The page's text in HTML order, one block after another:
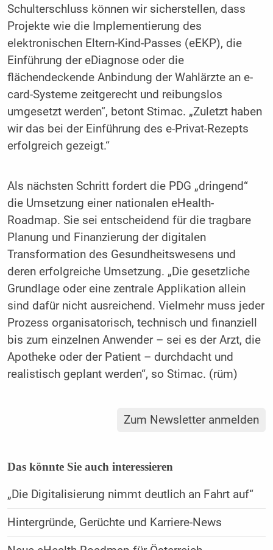
Schulterschluss können wir sicherstellen, dass
Projekte wie die Implementierung des
elektronischen Eltern-Kind-Passes (eEKP), die
Einführung der eDiagnose oder die
flächendeckende Anbindung der Wahlärzte an e-
card-Systeme zeitgerecht und reibungslos
umgesetzt werden“, betont Stimac. „Zuletzt haben
wir das bei der Einführung des e-Privat-Rezepts
erfolgreich gezeigt.“
Als nächsten Schritt fordert die PDG „dringend“
die Umsetzung einer nationalen eHealth-
Roadmap. Sie sei entscheidend für die tragbare
Planung und Finanzierung der digitalen
Transformation des Gesundheitswesens und
deren erfolgreiche Umsetzung. „Die gesetzliche
Grundlage oder eine zentrale Applikation allein
sind dafür nicht ausreichend. Vielmehr muss jeder
Prozess organisatorisch, technisch und finanziell
bis zum einzelnen Anwender – sei es der Arzt, die
Apotheke oder der Patient – durchdacht und
realistisch geplant werden“, so Stimac. (rüm)
Zum Newsletter anmelden
Das könnte Sie auch interessieren
„Die Digitalisierung nimmt deutlich an Fahrt auf“
Hintergründe, Gerüchte und Karriere-News